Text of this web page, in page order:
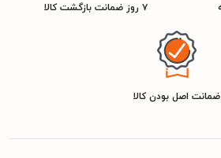
۷ روز ضمانت بازگشت کالا
ضمانت اصل بودن کالا